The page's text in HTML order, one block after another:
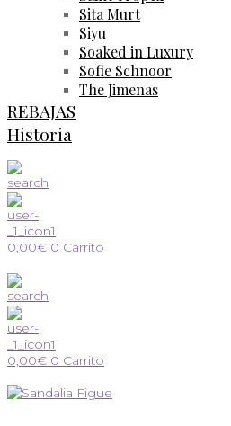
Sita Murt
Siyu
Soaked in Luxury
Sofie Schnoor
The Jimenas
REBAJAS
Historia
0,00€ 0 Carrito
0,00€ 0 Carrito